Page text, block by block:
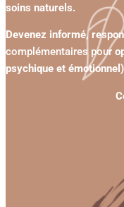
soins naturels.
Devenez informé,
complémentaires pour
psychique et
Contact :